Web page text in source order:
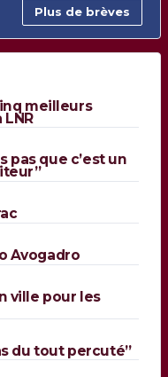
Plus de brèves
meilleurs
pas que c’est un
Avogadro
ville pour les
du tout percuté”